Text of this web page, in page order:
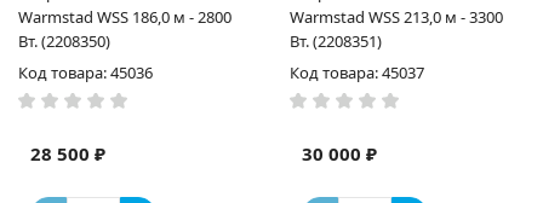
Warmstad WSS 186,0 м - 2800
Вт. (2208350)
Код товара: 45036
28 500 ₽
Warmstad WSS 213,0 м - 3300
Вт. (2208351)
Код товара: 45037
30 000 ₽